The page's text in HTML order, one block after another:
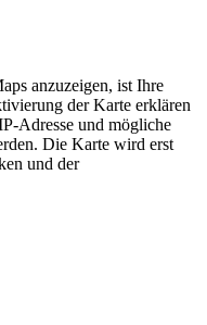
anzuzeigen, ist Ihre
der Karte erklären
Adresse und mögliche
Die Karte wird erst
und der